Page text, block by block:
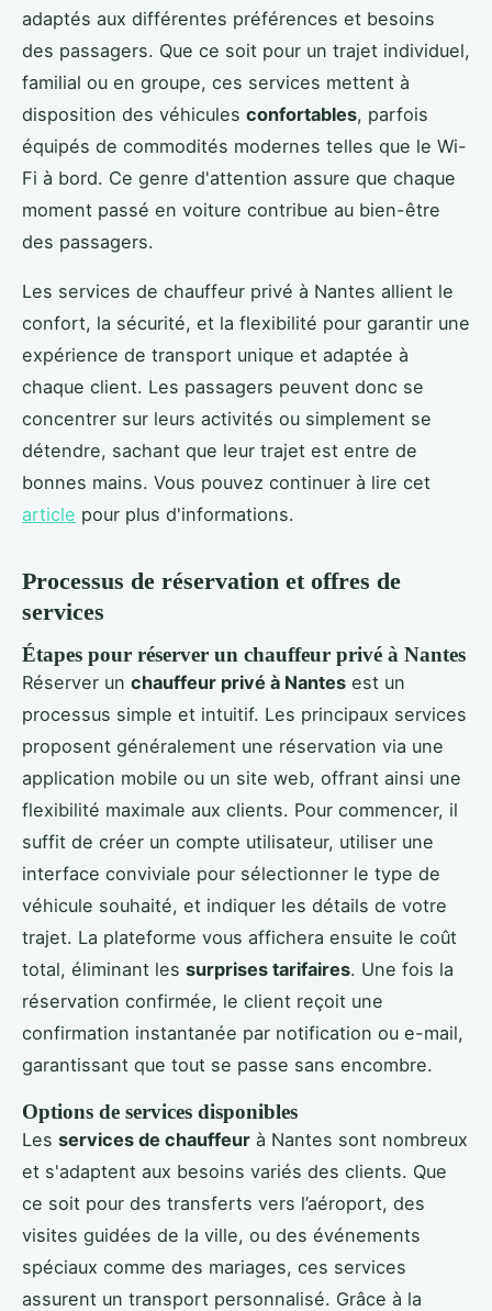
adaptés aux différentes préférences et besoins
des passagers. Que ce soit pour un trajet individuel,
familial ou en groupe, ces services mettent à
disposition des véhicules confortables, parfois
équipés de commodités modernes telles que le Wi-
Fi à bord. Ce genre d'attention assure que chaque
moment passé en voiture contribue au bien-être
des passagers.
Les services de chauffeur privé à Nantes allient le
confort, la sécurité, et la flexibilité pour garantir une
expérience de transport unique et adaptée à
chaque client. Les passagers peuvent donc se
concentrer sur leurs activités ou simplement se
détendre, sachant que leur trajet est entre de
bonnes mains. Vous pouvez continuer à lire cet
article pour plus d'informations.
Processus de réservation et offres de
services
Étapes pour réserver un chauffeur privé à Nantes
Réserver un chauffeur privé à Nantes est un
processus simple et intuitif. Les principaux services
proposent généralement une réservation via une
application mobile ou un site web, offrant ainsi une
flexibilité maximale aux clients. Pour commencer, il
suffit de créer un compte utilisateur, utiliser une
interface conviviale pour sélectionner le type de
véhicule souhaité, et indiquer les détails de votre
trajet. La plateforme vous affichera ensuite le coût
total, éliminant les surprises tarifaires. Une fois la
réservation confirmée, le client reçoit une
confirmation instantanée par notification ou e-mail,
garantissant que tout se passe sans encombre.
Options de services disponibles
Les services de chauffeur à Nantes sont nombreux
et s'adaptent aux besoins variés des clients. Que
ce soit pour des transferts vers l’aéroport, des
visites guidées de la ville, ou des événements
spéciaux comme des mariages, ces services
assurent un transport personnalisé. Grâce à la